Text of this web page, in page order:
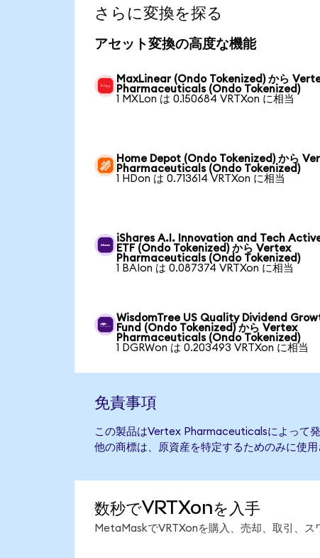
さらに変換を探る
アセット変換の高度な機能
MaxLinear (Ondo Tokenized) から
Pharmaceuticals (Ondo Tokenized)
1 MXLon は 0.150684 VRTXon に相当
Home Depot (Ondo Tokenized) から
Pharmaceuticals (Ondo Tokenized)
1 HDon は 0.713614 VRTXon に相当
iShares A.I. Innovation and Tech
ETF (Ondo Tokenized) から Vertex
Pharmaceuticals (Ondo Tokenized)
1 BAIon は 0.087374 VRTXon に相当
WisdomTree US Quality Dividend
Fund (Ondo Tokenized) から Vertex
Pharmaceuticals (Ondo Tokenized)
1 DGRWon は 0.203493 VRTXon に相当
免責事項
この製品はVertex Pharmaceuticalsによって
他の商標は、原資産を特定するためのみに使用
数秒でVRTXonを入手
MetaMaskでVRTXonを購入、売却、取引、ス